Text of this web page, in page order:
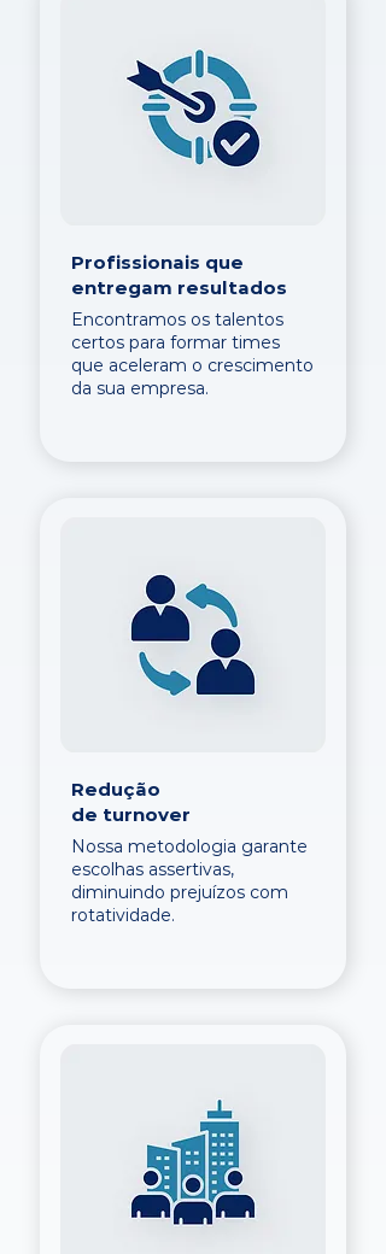
Profissionais que
entregam resultados
Encontramos os talentos
certos para formar times
que aceleram o crescimento
da sua empresa.
Redução
de turnover
Nossa metodologia garante
escolhas assertivas,
diminuindo prejuízos com
rotatividade.